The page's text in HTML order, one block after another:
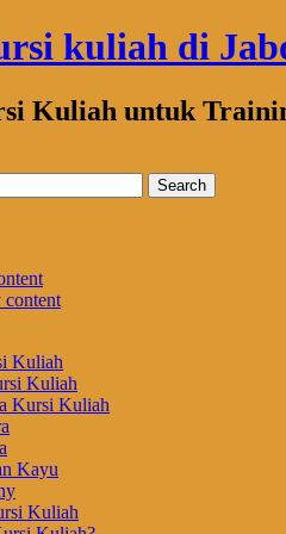
kuliah di
Kuliah untuk
content
Kuliah
Kuliah
Kursi Kuliah
Kayu
Kuliah